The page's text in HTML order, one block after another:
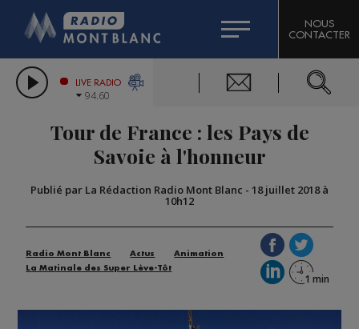
LES CHRONIQUES DE L'EXPERT
CITIZEN MACHINERY
GRAND MASSIF DOMAINES SKIABLES
BIGARD
COMPAGNIE DU MONT-BLANC
NOUS
CONTACTER
LIVE RADIO
94.60
Tour de France : les Pays de
Savoie à l'honneur
Publié par La Rédaction Radio Mont Blanc - 18 juillet 2018 à
10h12
Radio Mont Blanc Actus
Animation
La Matinale des Super Lève-Tôt